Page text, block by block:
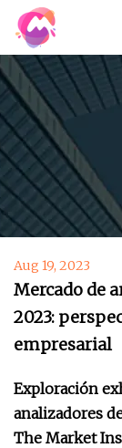
Aug 19, 2023
Mercado de
2023:
empresarial
Exploración
analizadores
The Market